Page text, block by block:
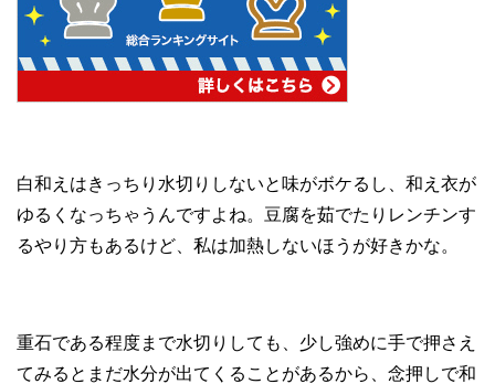
白和えはきっちり水切りしないと味がボケるし、和え衣が
ゆるくなっちゃうんですよね。豆腐を茹でたりレンチンす
るやり方もあるけど、私は加熱しないほうが好きかな。
重石である程度まで水切りしても、少し強めに手で押さえ
てみるとまだ水分が出てくることがあるから、念押しで和